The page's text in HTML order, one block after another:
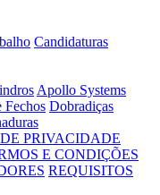
Candidaturas
Apollo Systems
Fechos Dobradiças
PRIVACIDADE
E CONDIÇÕES
REQUISITOS